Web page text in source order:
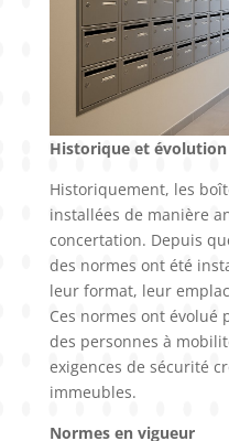
Historique et évolution
Historiquement, les
installées de manière
concertation. Depuis
des normes ont été
leur format, leur
Ces normes ont évolué
des personnes à
exigences de sécurité
immeubles.
Normes en vigueur